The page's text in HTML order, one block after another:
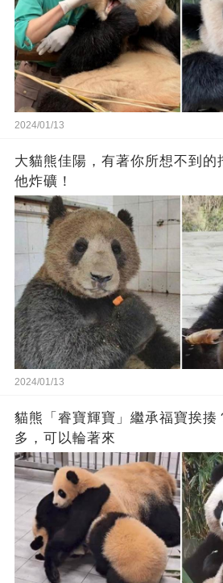
2024/01/13
大貓熊佳陽，有著你所想不到的
他炸礦！
2024/01/13
貓熊「睿寶輝寶」繼承福寶挨揍
多，可以輪著來